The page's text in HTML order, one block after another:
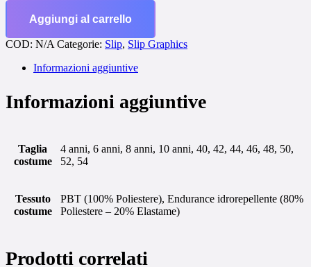
Aggiungi al carrello
COD: N/A Categorie: Slip, Slip Graphics
Informazioni aggiuntive
Informazioni aggiuntive
Taglia
costume
4 anni, 6 anni, 8 anni, 10 anni, 40, 42, 44, 46, 48, 50,
52, 54
Tessuto
costume
PBT (100% Poliestere), Endurance idrorepellente (80%
Poliestere – 20% Elastame)
Prodotti correlati